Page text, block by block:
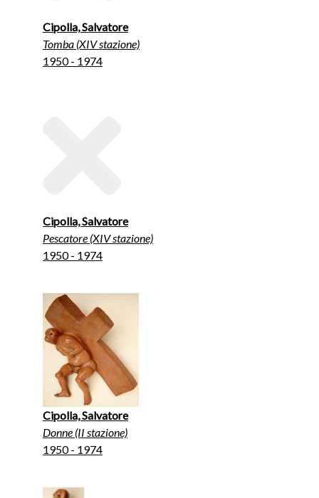
Cipolla, Salvatore
Tomba (XIV stazione)
1950 - 1974
Cipolla, Salvatore
Pescatore (XIV stazione)
1950 - 1974
Cipolla, Salvatore
Donne (II stazione)
1950 - 1974